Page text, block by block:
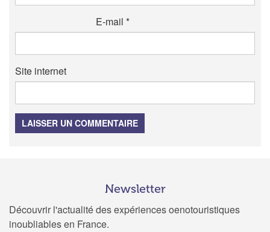
E-mail *
Site internet
LAISSER UN COMMENTAIRE
Newsletter
Découvrir l'actualité des expériences oenotouristiques
inoubliables en France.